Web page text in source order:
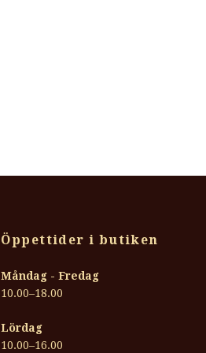
Öppettider i butiken
Måndag - Fredag
10.00–18.00
Lördag
10.00–16.00